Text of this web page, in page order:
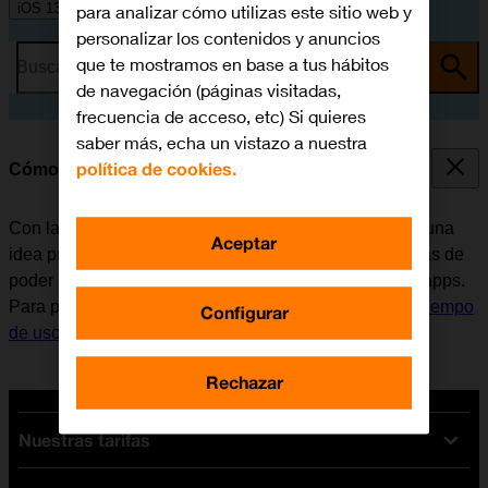
iOS 13.1
Busca por problema o tema
Cómo utilizar el Tiempo de Uso
Con la función Tiempo de Uso el usuario puede tener una
idea precisa del tiempo que utiliza con su móvil además de
poder limitar el tiempo que emplea con determinadas apps.
Para poder utilizar la función, es necesario
activar el Tiempo
de uso
Nuestras tarifas
para analizar cómo utilizas este sitio web y
personalizar los contenidos y anuncios
que te mostramos en base a tus hábitos
de navegación (páginas visitadas,
frecuencia de acceso, etc) Si quieres
saber más, echa un vistazo a nuestra
política de cookies.
Configurar
Rechazar
Aceptar